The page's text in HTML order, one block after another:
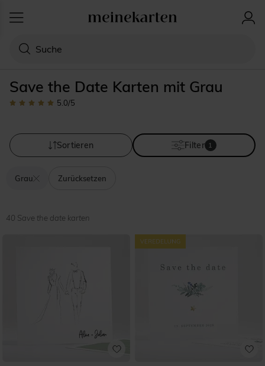
Save the Date Karten mit Grau
5.0/5
Sortieren Filter 1
Grau Zurücksetzen
40 Save the date karten